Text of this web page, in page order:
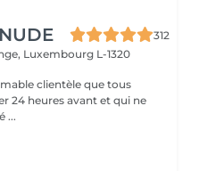
312
Luxembourg L-1320
clientèle que tous
24 heures avant et qui ne
...